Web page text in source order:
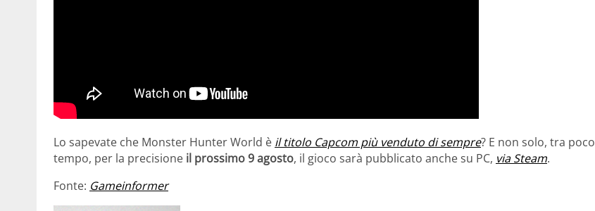
Lo sapevate che Monster Hunter World è il titolo Capcom più venduto di sempre? E non solo, tra poco
tempo, per la precisione il prossimo 9 agosto, il gioco sarà pubblicato anche su PC, via Steam.
Fonte: Gameinformer